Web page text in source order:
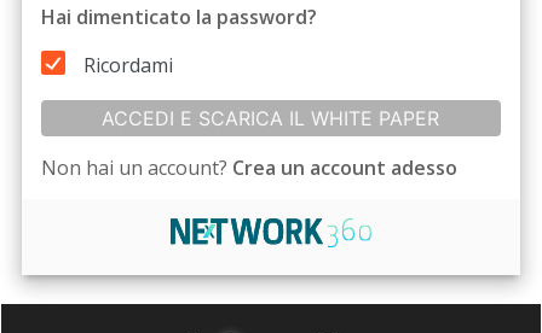
Hai dimenticato la password?
Ricordami
ACCEDI E SCARICA IL WHITE PAPER
Non hai un account? Crea un account adesso